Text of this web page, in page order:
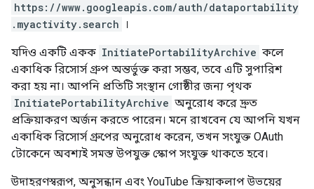
https://www.googleapis.com/auth/dataportability
.myactivity.search
।
যদিও একটি একক InitiatePortabilityArchive কলে
একাধিক রিসোর্স গ্রুপ অন্তর্ভুক্ত করা সম্ভব, তবে এটি সুপারিশ
করা হয় না। আপনি প্রতিটি সংস্থান গোষ্ঠীর জন্য পৃথক
InitiatePortabilityArchive অনুরোধ করে দ্রুত
প্রক্রিয়াকরণ অর্জন করতে পারেন। মনে রাখবেন যে আপনি যখন
একাধিক রিসোর্স গ্রুপের অনুরোধ করেন, তখন সংযুক্ত OAuth
টোকেনে অবশ্যই সমস্ত উপযুক্ত স্কোপ সংযুক্ত থাকতে হবে।
উদাহরণস্বরূপ, অনুসন্ধান এবং YouTube ক্রিয়াকলাপ উভয়ের